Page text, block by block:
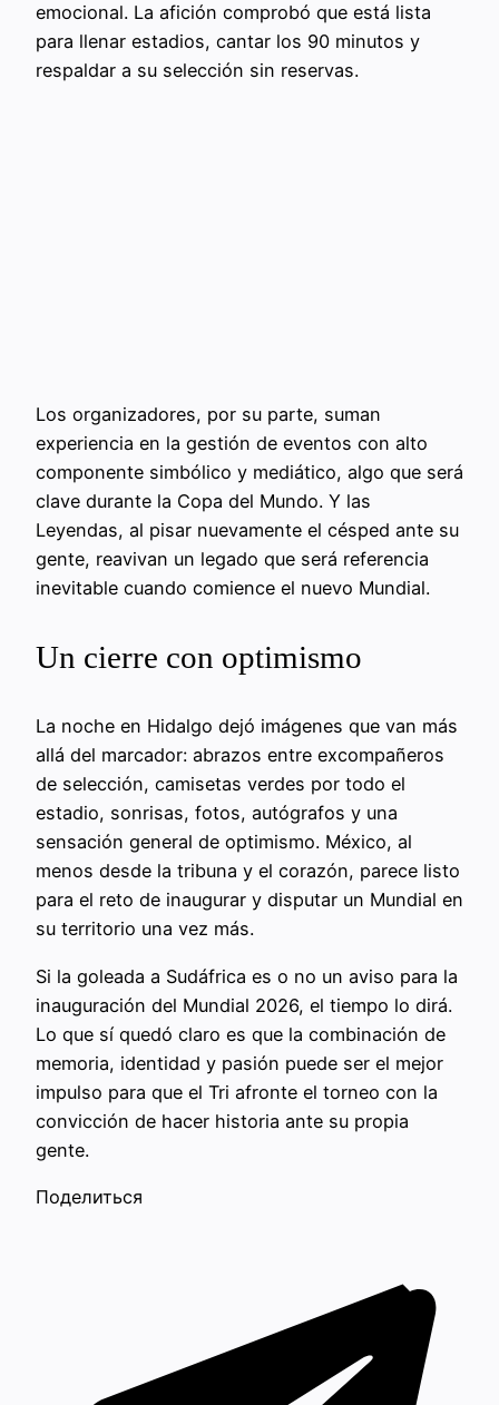
emocional. La afición comprobó que está lista
para llenar estadios, cantar los 90 minutos y
respaldar a su selección sin reservas.
Los organizadores, por su parte, suman
experiencia en la gestión de eventos con alto
componente simbólico y mediático, algo que será
clave durante la Copa del Mundo. Y las
Leyendas, al pisar nuevamente el césped ante su
gente, reavivan un legado que será referencia
inevitable cuando comience el nuevo Mundial.
Un cierre con optimismo
La noche en Hidalgo dejó imágenes que van más
allá del marcador: abrazos entre excompañeros
de selección, camisetas verdes por todo el
estadio, sonrisas, fotos, autógrafos y una
sensación general de optimismo. México, al
menos desde la tribuna y el corazón, parece listo
para el reto de inaugurar y disputar un Mundial en
su territorio una vez más.
Si la goleada a Sudáfrica es o no un aviso para la
inauguración del Mundial 2026, el tiempo lo dirá.
Lo que sí quedó claro es que la combinación de
memoria, identidad y pasión puede ser el mejor
impulso para que el Tri afronte el torneo con la
convicción de hacer historia ante su propia
gente.
Поделиться